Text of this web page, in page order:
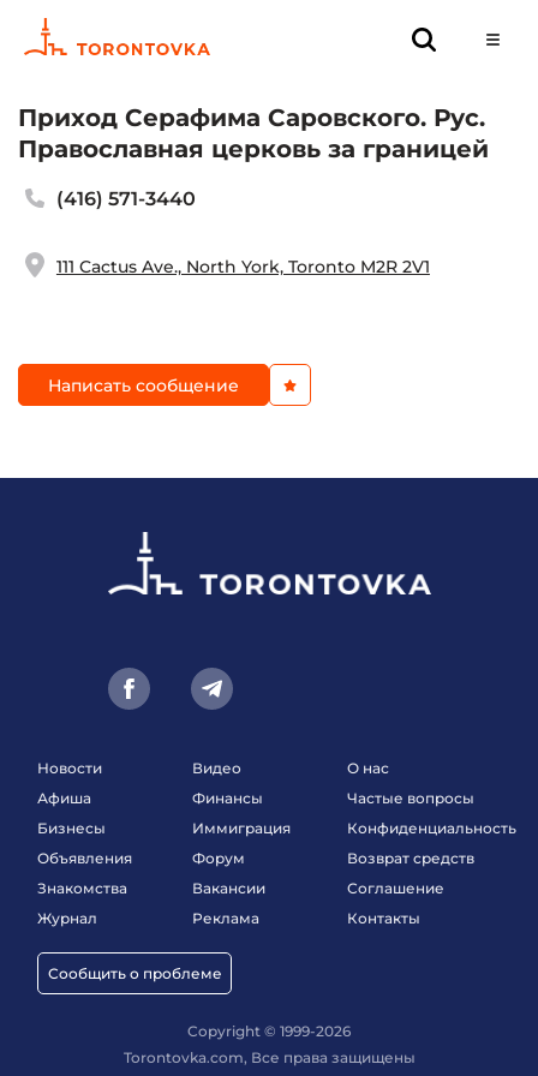
Приход Серафима Саровского. Рус.
Православная церковь за границей
(416) 571-3440
111 Cactus Ave., North York, Toronto M2R 2V1
Написать сообщение
Новости
Афиша
Бизнесы
Объявления
Знакомства
Журнал
Сообщить о проблеме
Видео
Финансы
Иммиграция
Форум
Вакансии
Реклама
О нас
Частые вопросы
Конфиденциальность
Возврат средств
Соглашение
Контакты
Copyright © 1999-2026
Torontovka.com, Все права защищены